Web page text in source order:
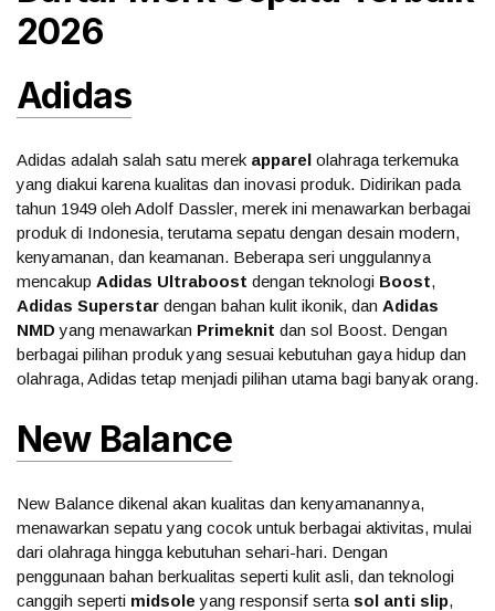
2026
Adidas
Adidas adalah salah satu merek apparel olahraga terkemuka
yang diakui karena kualitas dan inovasi produk. Didirikan pada
tahun 1949 oleh Adolf Dassler, merek ini menawarkan berbagai
produk di Indonesia, terutama sepatu dengan desain modern,
kenyamanan, dan keamanan. Beberapa seri unggulannya
mencakup Adidas Ultraboost dengan teknologi Boost,
Adidas Superstar dengan bahan kulit ikonik, dan Adidas
NMDyang menawarkan Primeknit dan sol Boost. Dengan
berbagai pilihan produk yang sesuai kebutuhan gaya hidup dan
olahraga, Adidas tetap menjadi pilihan utama bagi banyak orang.
New Balance
New Balance dikenal akan kualitas dan kenyamanannya,
menawarkan sepatu yang cocok untuk berbagai aktivitas, mulai
dari olahraga hingga kebutuhan sehari-hari. Dengan
penggunaan bahan berkualitas seperti kulit asli, dan teknologi
canggih seperti midsole yang responsif serta sol anti slip,